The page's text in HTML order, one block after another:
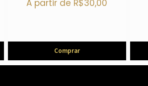
A partir de R$30,00
Comprar